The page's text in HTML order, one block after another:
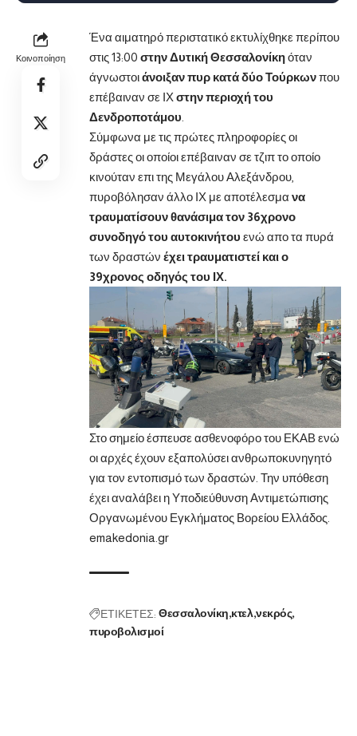
Κοινοποίηση
Ένα αιματηρό περιστατικό εκτυλίχθηκε περίπου
στις 13:00 στην Δυτική Θεσσαλονίκηόταν
άγνωστοιάνοιξαν πυρ κατά δύο Τούρκωνπου
επέβαιναν σε ΙΧστην περιοχή του
Δενδροποτάμου
Σύμφωνα με τις πρώτες πληροφορίες οι
δράστες οι οποίοι επέβαιναν σε τζιπ το οποίο
κινούταν επι της Μεγάλου Αλεξάνδρου,
πυροβόλησαν άλλο ΙΧ με αποτέλεσμα να
τραυματίσουν θανάσιμα τον 36χρονο
συνοδηγό του αυτοκινήτου ενώ απο τα πυρά
των δραστών έχει τραυματιστεί και ο
39χρονος οδηγός του ΙΧ.
Στο σημείο έσπευσε ασθενοφόρο του ΕΚΑΒ ενώ
οι αρχές έχουν εξαπολύσει ανθρωποκυνηγητό
για τον εντοπισμό των δραστών. Την υπόθεση
έχει αναλάβει η Υποδιεύθυνση Αντιμετώπισης
Οργανωμένου Εγκλήματος Βορείου Ελλάδος.
emakedonia.gr
ΕΤΙΚΕΤΕΣ: Θεσσαλονίκη κτελ νεκρός
πυροβολισμοί